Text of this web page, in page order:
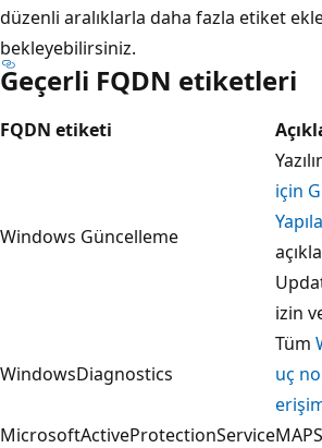
düzenli aralıklarla daha fazla etiket
bekleyebilirsiniz.
Geçerli FQDN etiketleri
FQDN etiketi
Windows Güncelleme
için
izin
WindowsDiagnostics
Tüm
uç
MicrosoftActiveProtectionService